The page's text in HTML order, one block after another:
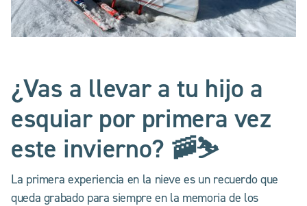
¿Vas a llevar a tu hijo a
esquiar por primera vez
este invierno? 🚠⛷️
La primera experiencia en la nieve es un recuerdo que
queda grabado para siempre en la memoria de los